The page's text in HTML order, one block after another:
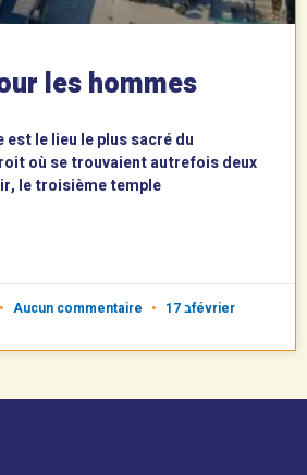
les hommes
est le lieu le plus sacré du
où se trouvaient autrefois deux
le troisième temple
Aucun commentaire
17 בfévrier